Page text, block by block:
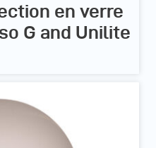
en verre
G and Unilite